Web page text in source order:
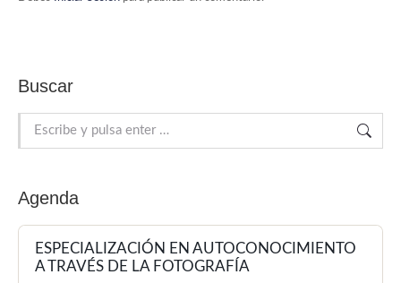
Buscar
Buscar:
Agenda
ESPECIALIZACIÓN EN AUTOCONOCIMIENTO
A TRAVÉS DE LA FOTOGRAFÍA